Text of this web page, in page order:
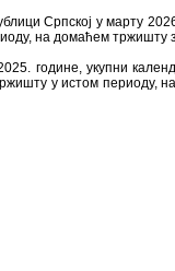
Српској у марту
на домаћем
године, укупни
у истом периоду,